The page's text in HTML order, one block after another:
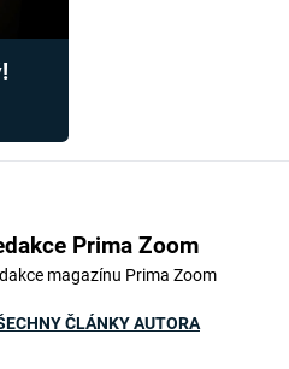
Prima Zoom
magazínu Prima Zoom
ČLÁNKY AUTORA